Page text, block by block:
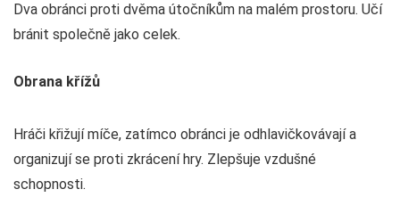
Dva obránci proti dvěma útočníkům na malém prostoru. Učí
bránit společně jako celek.
Obrana křížů
Hráči křižují míče, zatímco obránci je odhlavičkovávají a
organizují se proti zkrácení hry. Zlepšuje vzdušné
schopnosti.